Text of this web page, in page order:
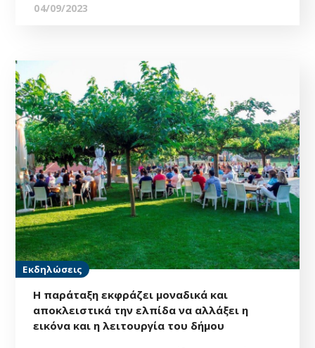
04/09/2023
Εκδηλώσεις
H παράταξη εκφράζει μοναδικά και
αποκλειστικά την ελπίδα να αλλάξει η
εικόνα και η λειτουργία του δήμου